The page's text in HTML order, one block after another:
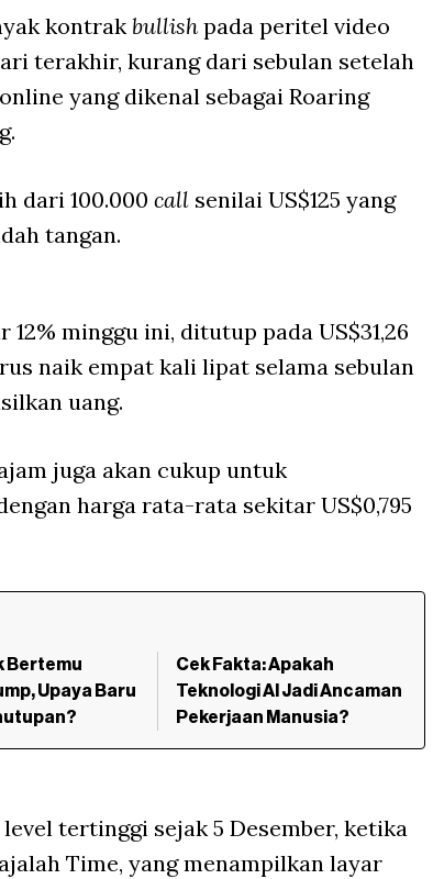
kontrakbullish pada peritel video
terakhir, kurang dari sebulan setelah
yang dikenal sebagai Roaring
dari 100.000 call senilai US$125 yang
tangan.
minggu ini, ditutup pada US$31,26
naik empat kali lipat selama sebulan
uang.
juga akan cukup untuk
harga rata-rata sekitar US$0,795
Bertemu
Upaya Baru
Cek Fakta: Apakah
Teknologi AI Jadi Ancaman
Pekerjaan Manusia?
tertinggi sejak 5 Desember, ketika
Time, yang menampilkan layar